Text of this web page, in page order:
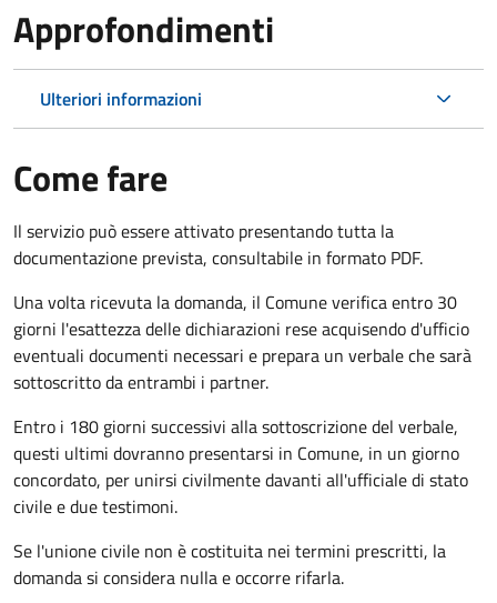
Approfondimenti
Ulteriori informazioni
Come fare
Il servizio può essere attivato presentando tutta la
documentazione prevista, consultabile in formato PDF.
Una volta ricevuta la domanda, il Comune verifica entro 30
giorni l'esattezza delle dichiarazioni rese acquisendo d'ufficio
eventuali documenti necessari e prepara un verbale che sarà
sottoscritto da entrambi i partner.
Entro i 180 giorni successivi alla sottoscrizione del verbale,
questi ultimi dovranno presentarsi in Comune, in un giorno
concordato, per unirsi civilmentedavanti all'ufficiale di stato
civilee due testimoni.
Se l'unione civile non è costituita nei termini prescritti, la
domanda si considera nulla e occorre rifarla.